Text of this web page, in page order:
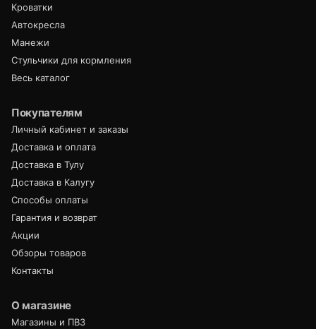
Кроватки
Автокресла
Манежи
Стульчики для кормления
Весь каталог
Покупателям
Личный кабинет и заказы
Доставка и оплата
Доставка в Тулу
Доставка в Калугу
Способы оплаты
Гарантия и возврат
Акции
Обзоры товаров
Контакты
О магазине
Магазины и ПВЗ